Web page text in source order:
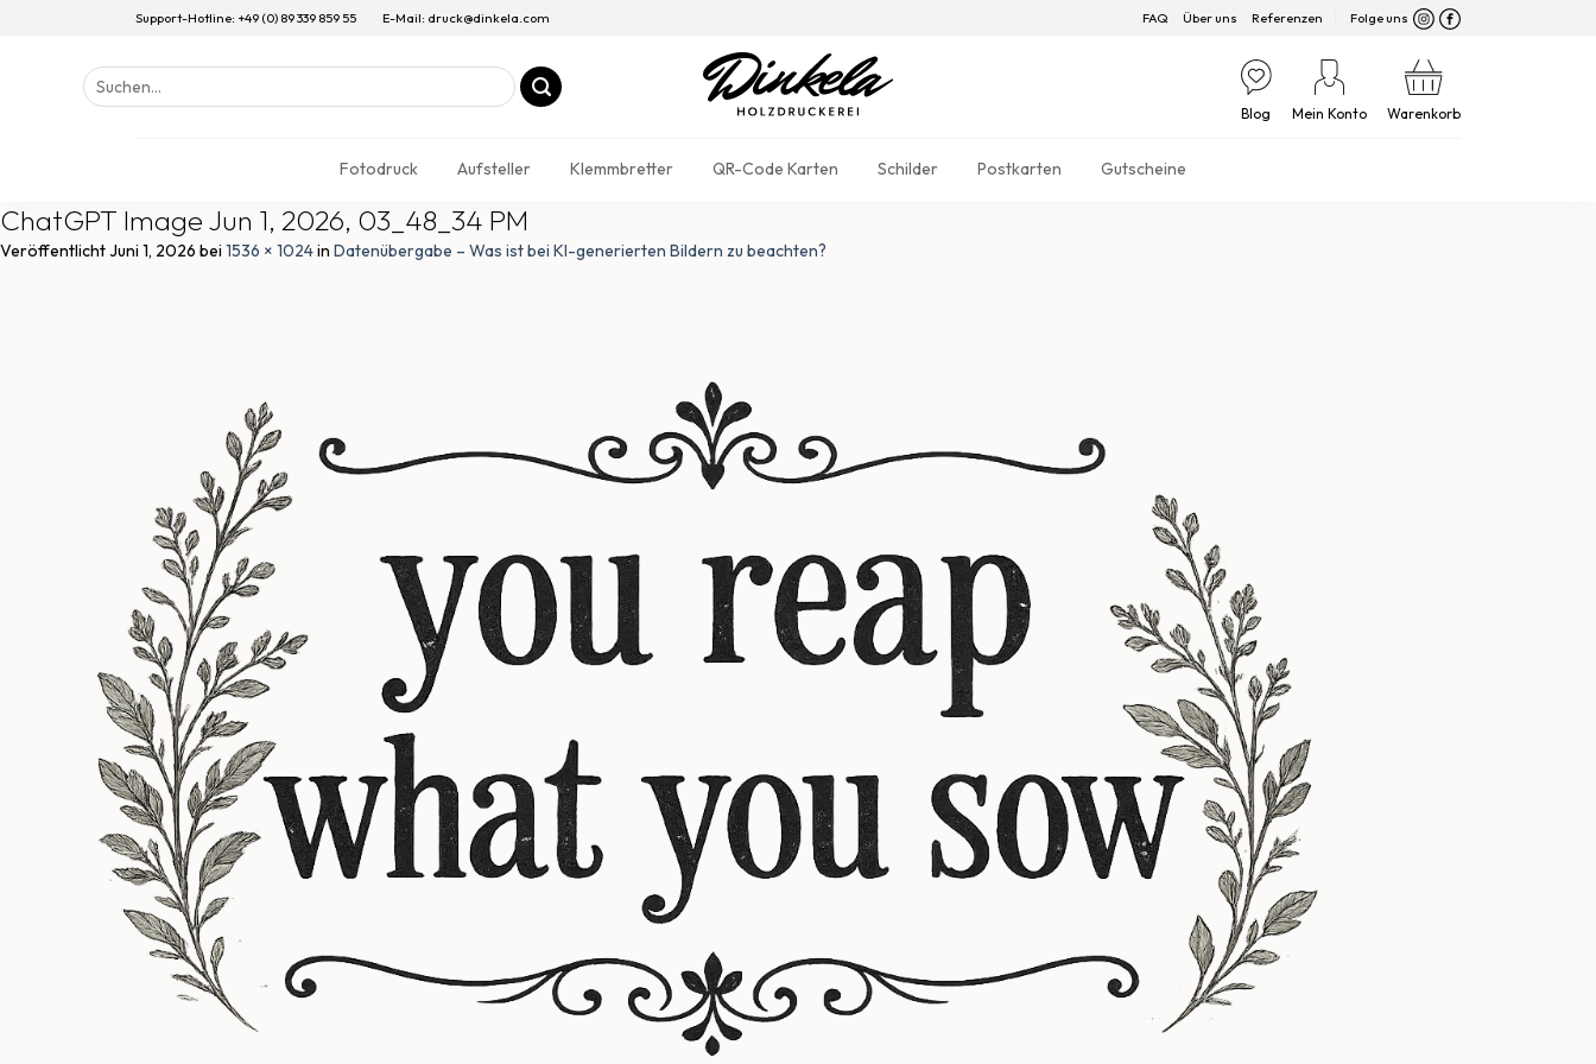
Support-Hotline: +49 (0) 89 339 859 55 E-Mail: druck@dinkela.com FAQ Über uns Referenzen Folge uns
Suchen
nach:
Blog Mein Konto Warenkorb
Fotodruck Aufsteller Klemmbretter QR-Code Karten Schilder Postkarten Gutscheine
ChatGPT Image Jun 1, 2026, 03_48_34 PM
VeröffentlichtJuni 1, 2026 bei 1536 × 1024in Datenübergabe – Was ist bei KI-generierten Bildern zu beachten?